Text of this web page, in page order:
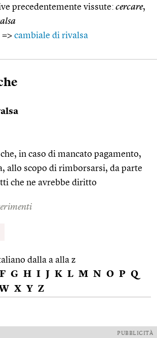
precedentemente vissute: cercare,
cambiale di rivalsa
in caso di mancato pagamento,
allo scopo di rimborsarsi, da parte
che ne avrebbe diritto
dalla a alla z
F G H I J K L M N O P Q
X Y Z
PUBBLICITÀ